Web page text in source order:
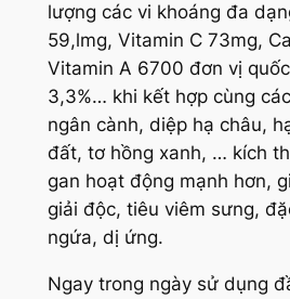
lượng các vi khoáng đa
59,lmg, Vitamin C 73mg,
Vitamin A 6700 đơn vị
3,3%… khi kết hợp cùng
ngân cành, diệp hạ châu,
đất, tơ hồng xanh, … kích
gan hoạt động mạnh hơn,
giải độc, tiêu viêm sưng,
ngứa, dị ứng.
Ngay trong ngày sử dụng